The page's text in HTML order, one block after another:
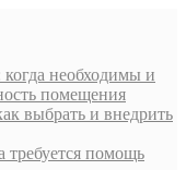
необходимы и
помещения
выбрать и внедрить
требуется помощь